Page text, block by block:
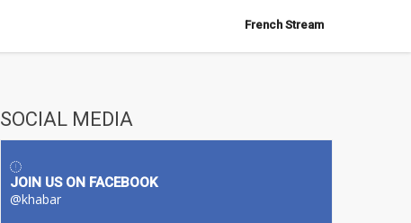
French Stream
SOCIAL MEDIA
JOIN US ON FACEBOOK
@khabar